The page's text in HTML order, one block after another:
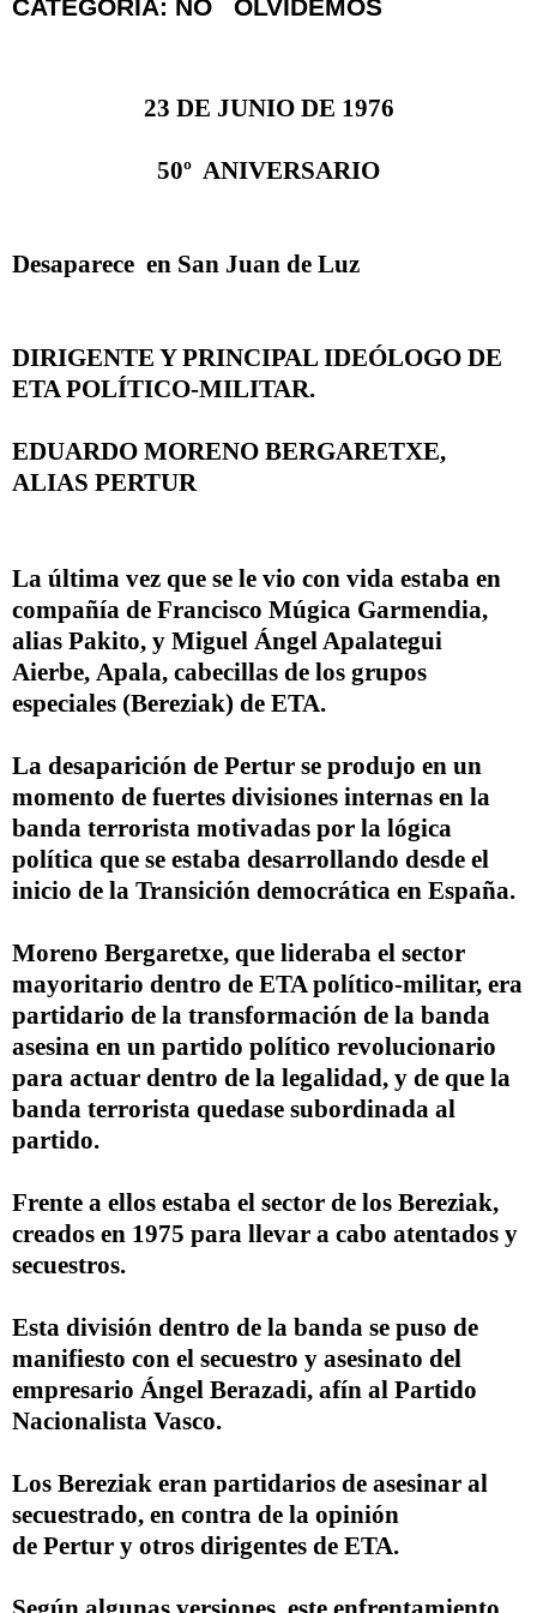
CATEGORÍA: NO OLVIDEMOS
23 DE JUNIO DE 1976
50º ANIVERSARIO
Desaparece en San Juan de Luz
DIRIGENTE Y PRINCIPAL IDEÓLOGO DE
ETA POLÍTICO-MILITAR.
EDUARDO MORENO BERGARETXE,
ALIAS PERTUR
La última vez que se le vio con vida estaba en
compañía de Francisco Múgica Garmendia,
alias Pakito, y Miguel Ángel Apalategui
Aierbe, Apala, cabecillas de los grupos
especiales (Bereziak) de ETA.
La desaparición de Pertur se produjo en un
momento de fuertes divisiones internas en la
banda terrorista motivadas por la lógica
política que se estaba desarrollando desde el
inicio de la Transición democrática en España.
Moreno Bergaretxe, que lideraba el sector
mayoritario dentro de ETA político-militar, era
partidario de la transformación de la banda
asesina en un partido político revolucionario
para actuar dentro de la legalidad, y de que la
banda terrorista quedase subordinada al
partido.
Frente a ellos estaba el sector de los Bereziak,
creados en 1975 para llevar a cabo atentados y
secuestros.
Esta división dentro de la banda se puso de
manifiesto con el secuestro y asesinato del
empresario Ángel Berazadi, afín al Partido
Nacionalista Vasco.
Los Bereziak eran partidarios de asesinar al
secuestrado, en contra de la opinión
de Pertur y otros dirigentes de ETA.